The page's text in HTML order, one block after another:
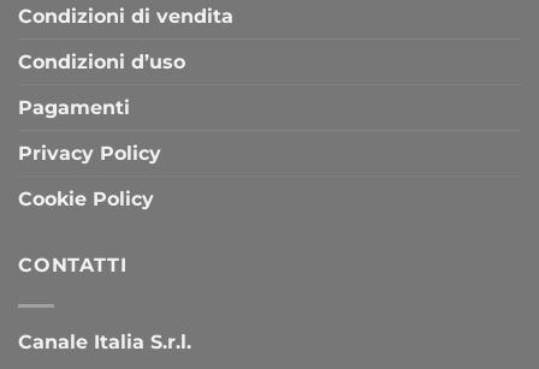
Condizioni di vendita
Condizioni d’uso
Pagamenti
Privacy Policy
Cookie Policy
CONTATTI
Canale Italia S.r.l.